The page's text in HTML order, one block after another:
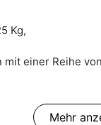
Kg,
einer Reihe
Mehr